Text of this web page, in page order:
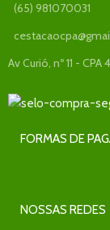
(65) 981070031
Av Curió, nº 11 - CPA 4
FORMAS DE
NOSSAS REDES